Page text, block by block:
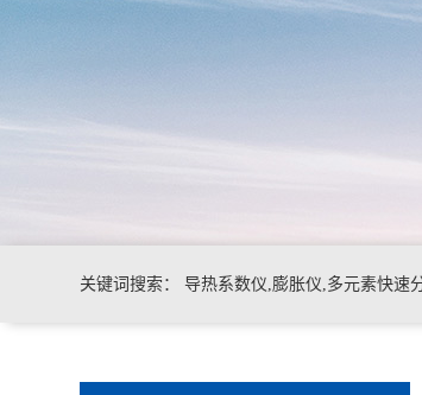
关键词搜索： 导热系数仪,膨胀仪,多元素快速分析仪,陶瓷检测仪,玻璃